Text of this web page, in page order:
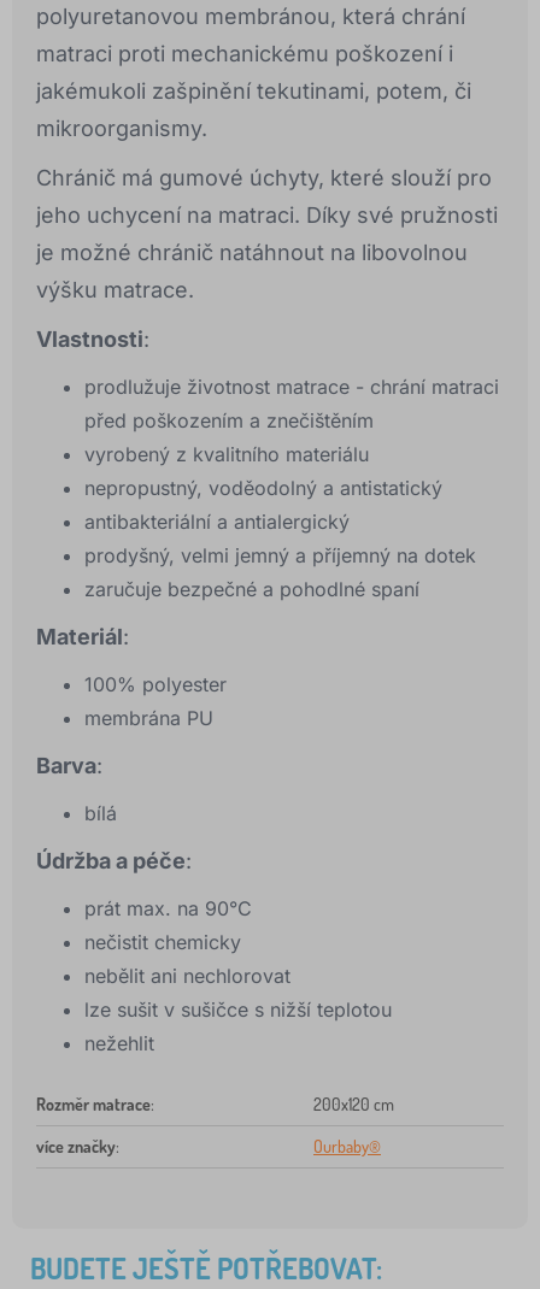
polyuretanovou membránou, která chrání
matraci proti mechanickému poškození i
jakémukoli zašpinění tekutinami, potem, či
mikroorganismy.
Chránič má gumové úchyty, které slouží pro
jeho uchycení na matraci. Díky své pružnosti
je možné chránič natáhnout na libovolnou
výšku matrace.
Vlastnosti:
prodlužuje životnost matrace - chrání matraci
před poškozením a znečištěním
vyrobený z kvalitního materiálu
nepropustný, voděodolný a antistatický
antibakteriální a antialergický
prodyšný, velmi jemný a příjemný na dotek
zaručuje bezpečné a pohodlné spaní
Materiál:
100% polyester
membrána PU
Barva:
bílá
Údržba a péče:
prát max. na 90°C
nečistit chemicky
nebělit ani nechlorovat
lze sušit v sušičce s nižší teplotou
nežehlit
Rozměr matrace: 200x120 cm
více značky: Ourbaby®
BUDETE JEŠTĚ POTŘEBOVAT: